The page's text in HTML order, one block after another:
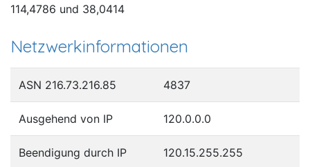
114,4786 und 38,0414
Netzwerkinformationen
ASN 216.73.216.85 4837
Ausgehend von IP 120.0.0.0
Beendigung durch IP 120.15.255.255